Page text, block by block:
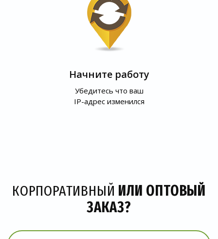
Начните работу
Убедитесь что ваш
IP-адрес изменился
КОРПОРАТИВНЫЙ ИЛИ ОПТОВЫЙ
ЗАКАЗ?